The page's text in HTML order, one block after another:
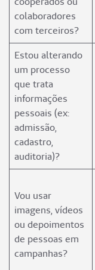
colaboradores
com terceiros?
Estou alterando
um processo
que trata
informações
pessoais (ex:
admissão,
cadastro,
auditoria)?
Vou usar
imagens, vídeos
ou depoimentos
de pessoas em
campanhas?